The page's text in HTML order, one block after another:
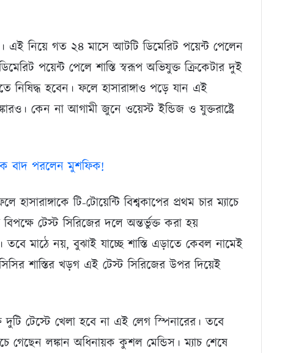
এই নিয়ে গত ২৪ মাসে আটটি ডিমেরিট পয়েন্ট পেলেন
পয়েন্ট পেলে শাস্তি স্বরূপ অভিযুক্ত ক্রিকেটার দুই
নিষিদ্ধ হবেন। ফলে হাসারাঙ্গাও পড়ে যান এই
কেন না আগামী জুনে ওয়েস্ট ইন্ডিজ ও যুক্তরাষ্ট্রে
বাদ পরলেন মুশফিক!
টি-টোয়েন্টি বিশ্বকাপের প্রথম চার ম্যাচে
টেস্ট সিরিজের দলে অন্তর্ভুক্ত করা হয়
মাঠে নয়, বুঝাই যাচ্ছে শাস্তি এড়াতে কেবল নামেই
শাস্তির খড়গ এই টেস্ট সিরিজের উপর দিয়েই
দুটি টেস্টে খেলা হবে না এই লেগ স্পিনারের। তবে
গেছেন লঙ্কান অধিনায়ক কুশল মেন্ডিস। ম্যাচ শেষে